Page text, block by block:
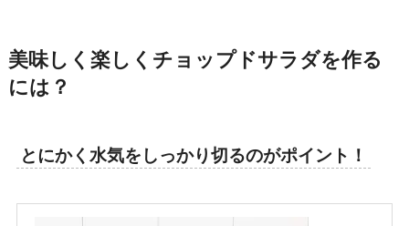
美味しく楽しくチョップドサラダを作る
には？
とにかく水気をしっかり切るのがポイント！